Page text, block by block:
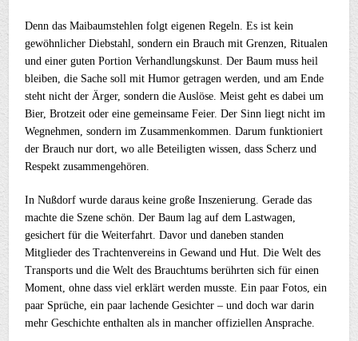
Denn das Maibaumstehlen folgt eigenen Regeln. Es ist kein
gewöhnlicher Diebstahl, sondern ein Brauch mit Grenzen, Ritualen
und einer guten Portion Verhandlungskunst. Der Baum muss heil
bleiben, die Sache soll mit Humor getragen werden, und am Ende
steht nicht der Ärger, sondern die Auslöse. Meist geht es dabei um
Bier, Brotzeit oder eine gemeinsame Feier. Der Sinn liegt nicht im
Wegnehmen, sondern im Zusammenkommen. Darum funktioniert
der Brauch nur dort, wo alle Beteiligten wissen, dass Scherz und
Respekt zusammengehören.
In Nußdorf wurde daraus keine große Inszenierung. Gerade das
machte die Szene schön. Der Baum lag auf dem Lastwagen,
gesichert für die Weiterfahrt. Davor und daneben standen
Mitglieder des Trachtenvereins in Gewand und Hut. Die Welt des
Transports und die Welt des Brauchtums berührten sich für einen
Moment, ohne dass viel erklärt werden musste. Ein paar Fotos, ein
paar Sprüche, ein paar lachende Gesichter – und doch war darin
mehr Geschichte enthalten als in mancher offiziellen Ansprache.